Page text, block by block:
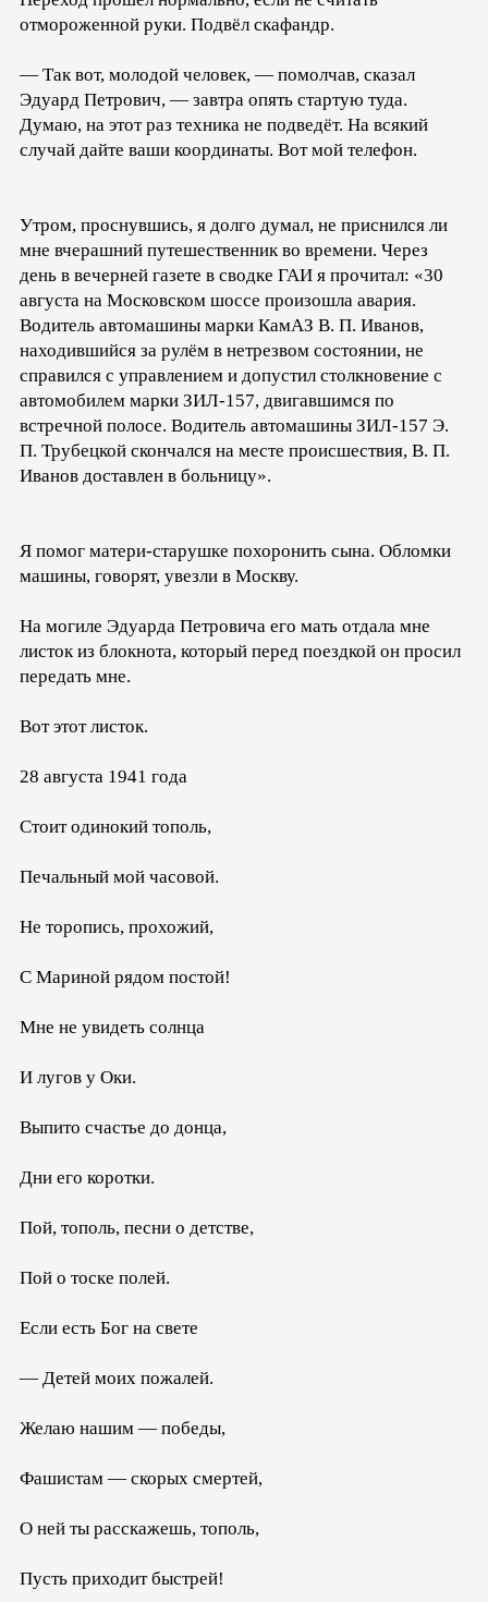
отмороженной руки. Подвёл скафандр.
— Так вот, молодой человек, — помолчав, сказал
Эдуард Петрович, — завтра опять стартую туда.
Думаю, на этот раз техника не подведёт. На всякий
случай дайте ваши координаты. Вот мой телефон.
Утром, проснувшись, я долго думал, не приснился ли
мне вчерашний путешественник во времени. Через
день в вечерней газете в сводке ГАИ я прочитал: «30
августа на Московском шоссе произошла авария.
Водитель автомашины марки КамАЗ В. П. Иванов,
находившийся за рулём в нетрезвом состоянии, не
справился с управлением и допустил столкновение с
автомобилем марки ЗИЛ-157, двигавшимся по
встречной полосе. Водитель автомашины ЗИЛ-157 Э.
П. Трубецкой скончался на месте происшествия, В. П.
Иванов доставлен в больницу».
Я помог матери-старушке похоронить сына. Обломки
машины, говорят, увезли в Москву.
На могиле Эдуарда Петровича его мать отдала мне
листок из блокнота, который перед поездкой он просил
передать мне.
Вот этот листок.
28 августа 1941 года
Стоит одинокий тополь,
Печальный мой часовой.
Не торопись, прохожий,
С Мариной рядом постой!
Мне не увидеть солнца
И лугов у Оки.
Выпито счастье до донца,
Дни его коротки.
Пой, тополь, песни о детстве,
Пой о тоске полей.
Если есть Бог на свете
— Детей моих пожалей.
Желаю нашим — победы,
Фашистам — скорых смертей,
О ней ты расскажешь, тополь,
Пусть приходит быстрей!